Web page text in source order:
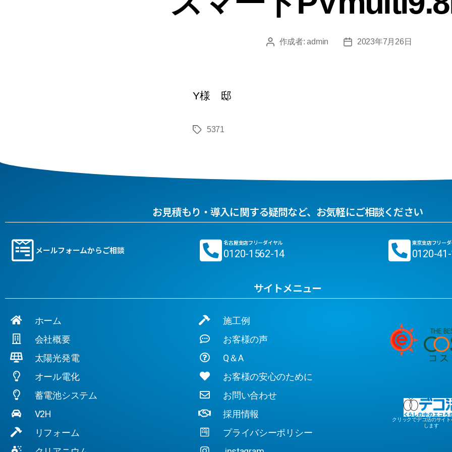
作成者:admin 2023年7月26日
Y様 邸
5371
お見積もり・導入に関する疑問など、お気軽にご相談ください
メールフォームからご相談
名古屋支店フリーダイヤル
0120-1562-14
東京支店フリー
0120-
サイトメニュー
ホーム
会社概要
太陽光発電
オール電化
蓄電池システム
V2H
リフォーム
施工例
お客様の声
Q＆A
お客様の安心のために
お問い合わせ
採用情報
プライバシーポリシー
クリックでデコ活のサイ
します